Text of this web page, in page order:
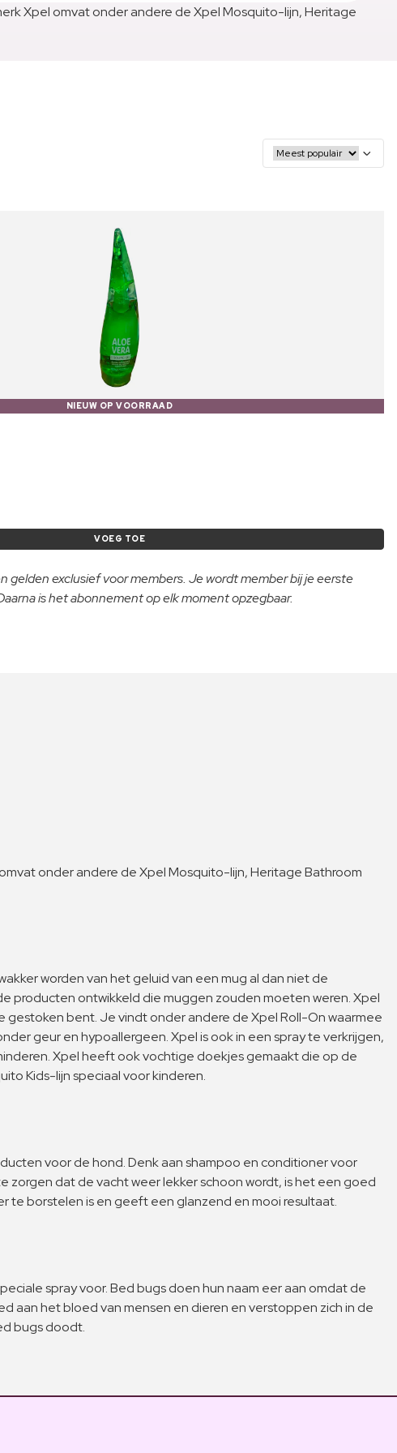
Xpel omvat onder andere de Xpel Mosquito-lijn, Heritage
NIEUW OP VOORRAAD
VOEG TOE
gelden exclusief voor members. Je wordt member bij je eerste
is het abonnement op elk moment opzegbaar.
onder andere de Xpel Mosquito-lijn, Heritage Bathroom
worden van het geluid van een mug al dan niet de
producten ontwikkeld die muggen zouden moeten weren. Xpel
bent. Je vindt onder andere de Xpel Roll-On waarmee
geur en hypoallergeen. Xpel is ook in een spray te verkrijgen,
Xpel heeft ook vochtige doekjes gemaakt die op de
Kids-lijn speciaal voor kinderen.
voor de hond. Denk aan shampoo en conditioner voor
zorgen dat de vacht weer lekker schoon wordt, is het een goed
te borstelen is en geeft een glanzend en mooi resultaat.
spray voor. Bed bugs doen hun naam eer aan omdat de
aan het bloed van mensen en dieren en verstoppen zich in de
bugs doodt.